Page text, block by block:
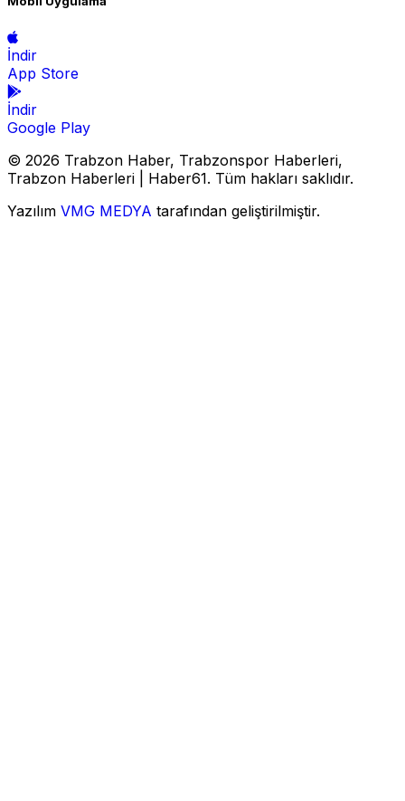
İndir
App Store
İndir
Google Play
© 2026 Trabzon Haber, Trabzonspor Haberleri,
Trabzon Haberleri | Haber61. Tüm hakları saklıdır.
Yazılım VMG MEDYA tarafından geliştirilmiştir.